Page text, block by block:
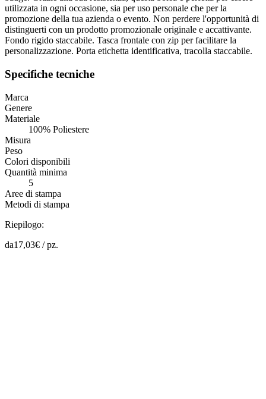
utilizzata in ogni occasione, sia per uso personale che per la
promozione della tua azienda o evento. Non perdere l'opportunità di
distinguerti con un prodotto promozionale originale e accattivante.
Fondo rigido staccabile. Tasca frontale con zip per facilitare la
personalizzazione. Porta etichetta identificativa, tracolla staccabile.
Specifiche tecniche
Marca
Genere
Materiale
100% Poliestere
Misura
Peso
Colori disponibili
Quantità minima
5
Aree di stampa
Metodi di stampa
Riepilogo:
da17,03€ /pz.